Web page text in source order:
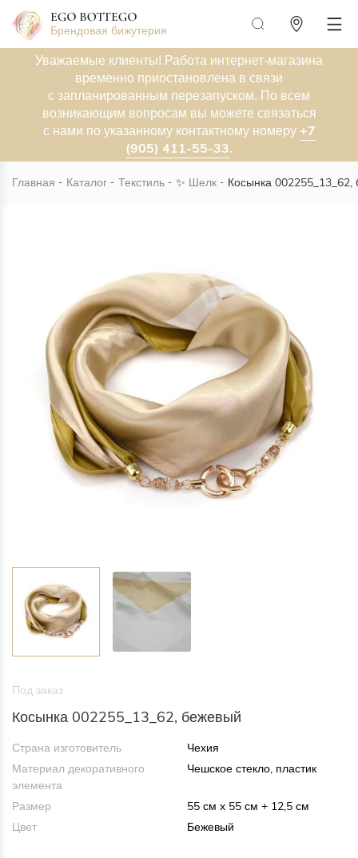
Брендовая бижутерия
Уважаемые клиенты! Работа интернет-магазина
временно приостановлена в связи
с запланированным перезапуском. По всем
возникающим вопросам вы можете связаться
с нами по указанному контактному номеру +7
(905) 411-55-33.
Главная Каталог Текстиль ✨ Шелк Косынка
Под заказ
Косынка 002255_13_62, бежевый
Страна изготовитель
Чехия
Материал декоративного
элемента
Чешское стекло, пластик
Размер
55 см x 55 см + 12,5 см
Цвет
Бежевый